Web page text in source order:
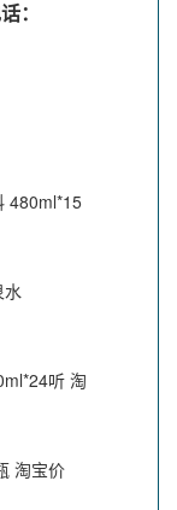
：
480ml*15
水
听 淘
淘宝价